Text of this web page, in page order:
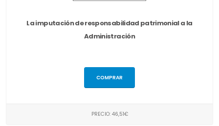
La imputación de responsabilidad patrimonial a la
Administración
COMPRAR
PRECIO: 46,51€